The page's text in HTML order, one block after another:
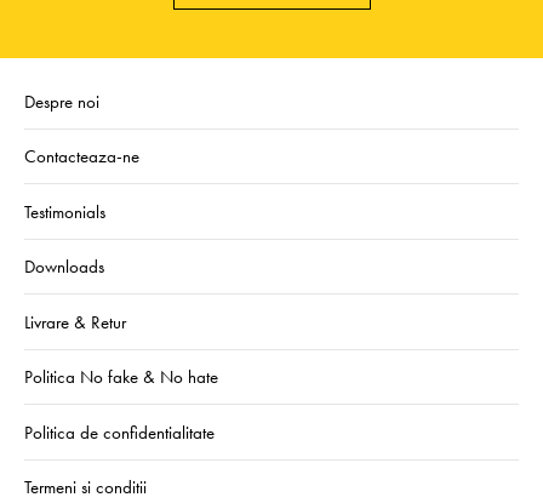
Despre noi
Contacteaza-ne
Testimonials
Downloads
Livrare & Retur
Politica No fake & No hate
Politica de confidentialitate
Termeni si conditii